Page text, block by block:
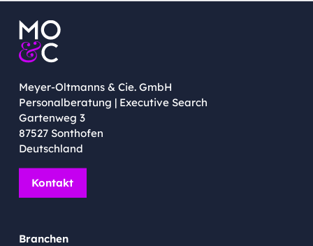
Meyer-Oltmanns & Cie. GmbH
Personalberatung | Executive Search
Gartenweg 3
87527 Sonthofen
Deutschland
Kontakt
Branchen